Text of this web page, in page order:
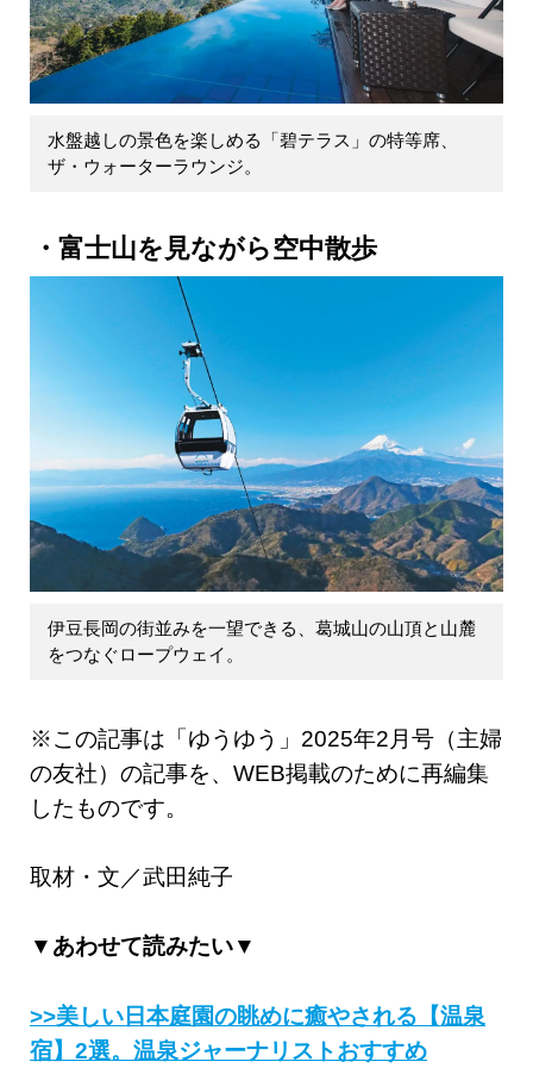
水盤越しの景色を楽しめる「碧テラス」の特等席、
ザ・ウォーターラウンジ。
富士山を見ながら空中散歩
伊豆長岡の街並みを一望できる、葛城山の山頂と山麓
をつなぐロープウェイ。
※この記事は「ゆうゆう」2025年2月号（主婦
の友社）の記事を、WEB掲載のために再編集
したものです。
取材・文／武田純子
▼あわせて読みたい▼
>>美しい日本庭園の眺めに癒やされる【温泉
宿】2選。温泉ジャーナリストおすすめ